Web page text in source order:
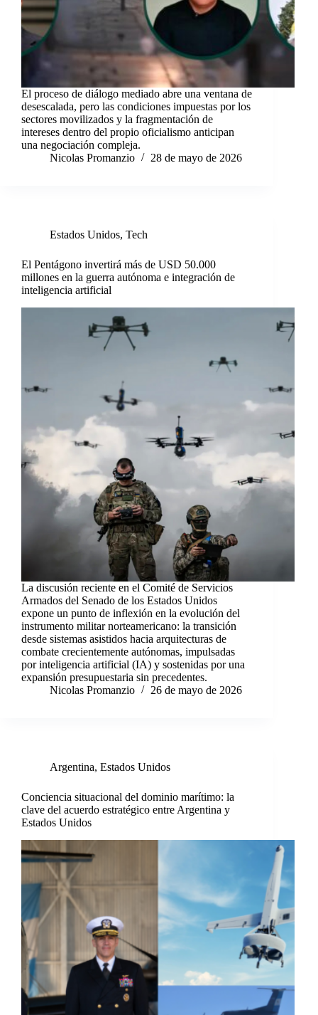
El proceso de diálogo mediado abre una ventana de
desescalada, pero las condiciones impuestas por los
sectores movilizados y la fragmentación de
intereses dentro del propio oficialismo anticipan
una negociación compleja.
Nicolas Promanzio
28 de mayo de 2026
Estados Unidos, Tech
El Pentágono invertirá más de USD 50.000
millones en la guerra autónoma e integración de
inteligencia artificial
La discusión reciente en el Comité de Servicios
Armados del Senado de los Estados Unidos
expone un punto de inflexión en la evolución del
instrumento militar norteamericano: la transición
desde sistemas asistidos hacia arquitecturas de
combate crecientemente autónomas, impulsadas
por inteligencia artificial (IA) y sostenidas por una
expansión presupuestaria sin precedentes.
Nicolas Promanzio
26 de mayo de 2026
Argentina, Estados Unidos
Conciencia situacional del dominio marítimo: la
clave del acuerdo estratégico entre Argentina y
Estados Unidos